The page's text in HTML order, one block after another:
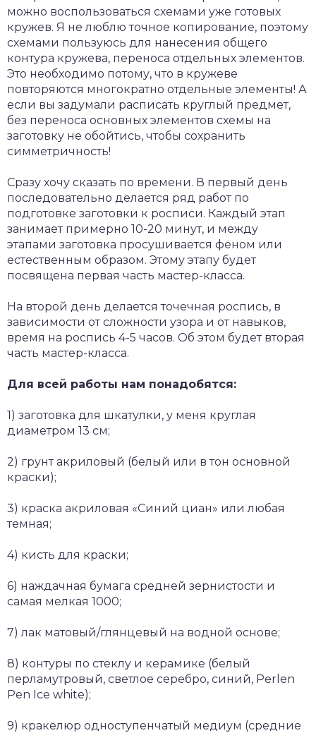
можно воспользоваться схемами уже готовых
кружев. Я не люблю точное копирование, поэтому
схемами пользуюсь для нанесения общего
контура кружева, переноса отдельных элементов.
Это необходимо потому, что в кружеве
повторяются многократно отдельные элементы! А
если вы задумали расписать круглый предмет,
без переноса основных элементов схемы на
заготовку не обойтись, чтобы сохранить
симметричность!
Сразу хочу сказать по времени. В первый день
последовательно делается ряд работ по
подготовке заготовки к росписи. Каждый этап
занимает примерно 10-20 минут, и между
этапами заготовка просушивается феном или
естественным образом. Этому этапу будет
посвящена первая часть мастер-класса.
На второй день делается точечная роспись, в
зависимости от сложности узора и от навыков,
время на роспись 4-5 часов. Об этом будет вторая
часть мастер-класса.
Для всей работы нам понадобятся:
1) заготовка для шкатулки, у меня круглая
диаметром 13 см;
2) грунт акриловый (белый или в тон основной
краски);
3) краска акриловая «Синий циан» или любая
темная;
4) кисть для краски;
6) наждачная бумага средней зернистости и
самая мелкая 1000;
7) лак матовый/глянцевый на водной основе;
8) контуры по стеклу и керамике (белый
перламутровый, светлое серебро, синий, Perlen
Pen Ice white);
9) кракелюр одноступенчатый медиум (средние